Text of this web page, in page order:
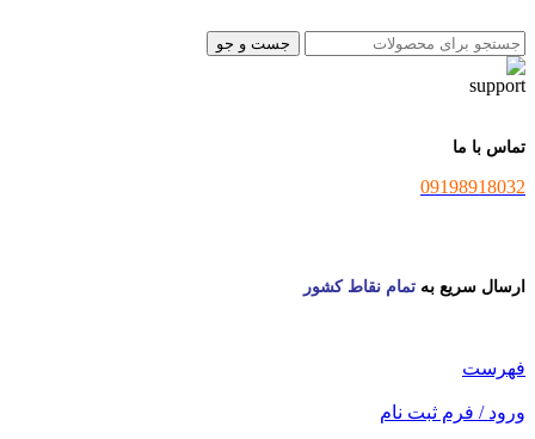
جست و جو
تماس با ما
09198918032
ارسال سریع به تمام نقاط کشور
فهرست
ورود / فرم ثبت نام